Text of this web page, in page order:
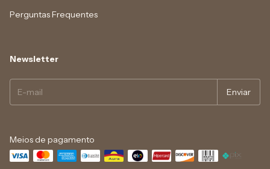
Perguntas Frequentes
Newsletter
Meios de pagamento